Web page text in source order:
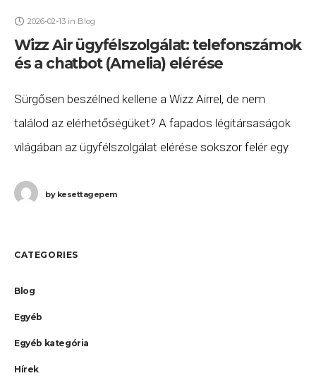
2026-02-13 in Blog
Wizz Air ügyfélszolgálat: telefonszámok
és a chatbot (Amelia) elérése
Sürgősen beszélned kellene a Wizz Airrel, de nem
találod az elérhetőségüket? A fapados légitársaságok
világában az ügyfélszolgálat elérése sokszor felér egy
lehetőségeket, hogy ne kelljen
bykesettagepem
CATEGORIES
Blog
Egyéb
Egyéb kategória
Hírek